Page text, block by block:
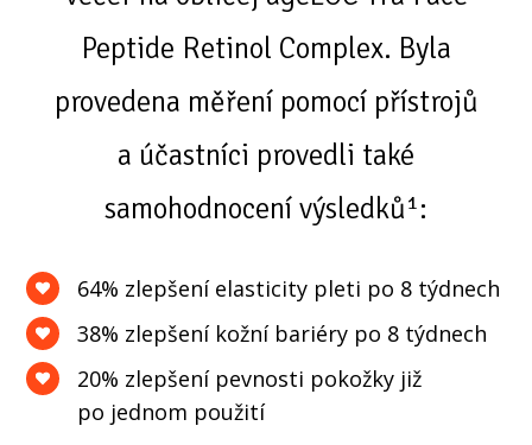
Peptide Retinol Complex. Byla
provedena měření pomocí přístrojů
a účastníci provedli také
samohodnocení výsledků¹:
64% zlepšení elasticity pleti po 8 týdnech
38% zlepšení kožní bariéry po 8 týdnech
20% zlepšení pevnosti pokožky již
po jednom použití